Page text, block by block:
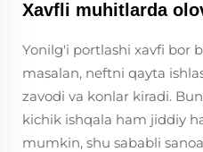
Xavfli muhitlarda
Yonilg'i portlashi xavfi bor
masalan, neftni qayta
zavodi va konlar kiradi.
kichik ishqala ham jiddiy
mumkin, shu sababli